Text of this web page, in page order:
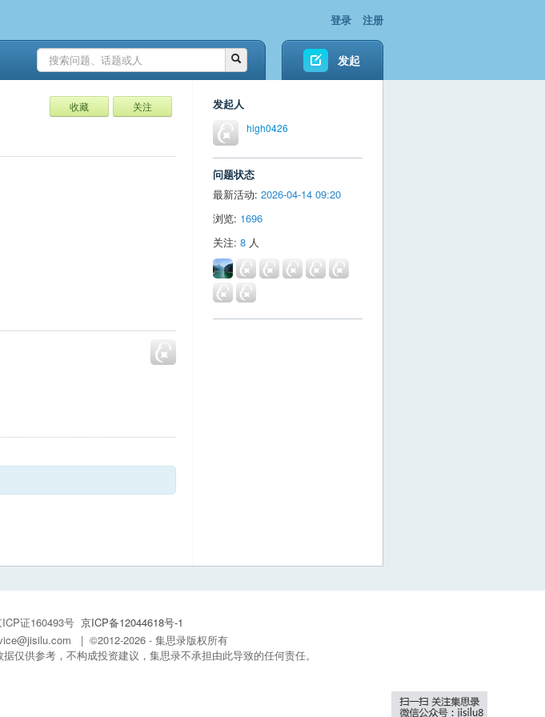
登录 注册
发起
收藏 关注 发起人
high0426
问题状态
最新活动: 2026-04-14 09:20
浏览: 1696
关注: 8 人
证160493号 京ICP备12044618号-1
| ©2012-2026 - 集思录版权所有
供参考，不构成投资建议，集思录不承担由此导致的任何责任。